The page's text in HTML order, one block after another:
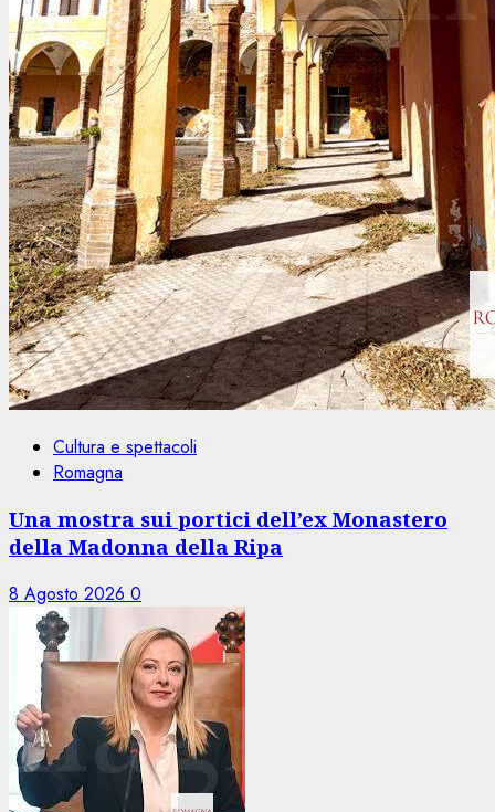
Cultura e spettacoli
Romagna
Una mostra sui portici dell’ex Monastero
della Madonna della Ripa
8 Agosto 2026 0